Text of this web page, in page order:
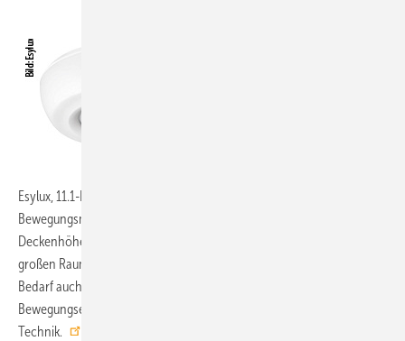
Esylux, 11.1-D32:
Bewegungsmelder mit einer Reichweite von 24 m bei einer
Deckenhöhe von 3 m. Ein einzelner Melder kann dadurch einen
großen Raum ganz allein erfassen. Der Tastereingang ermöglicht bei
Bedarf auch einen halbautomatischen Betrieb. Die
Bewegungserfassung erfolgt über strahlungsfreie Passiv-Infrarot-
Technik.